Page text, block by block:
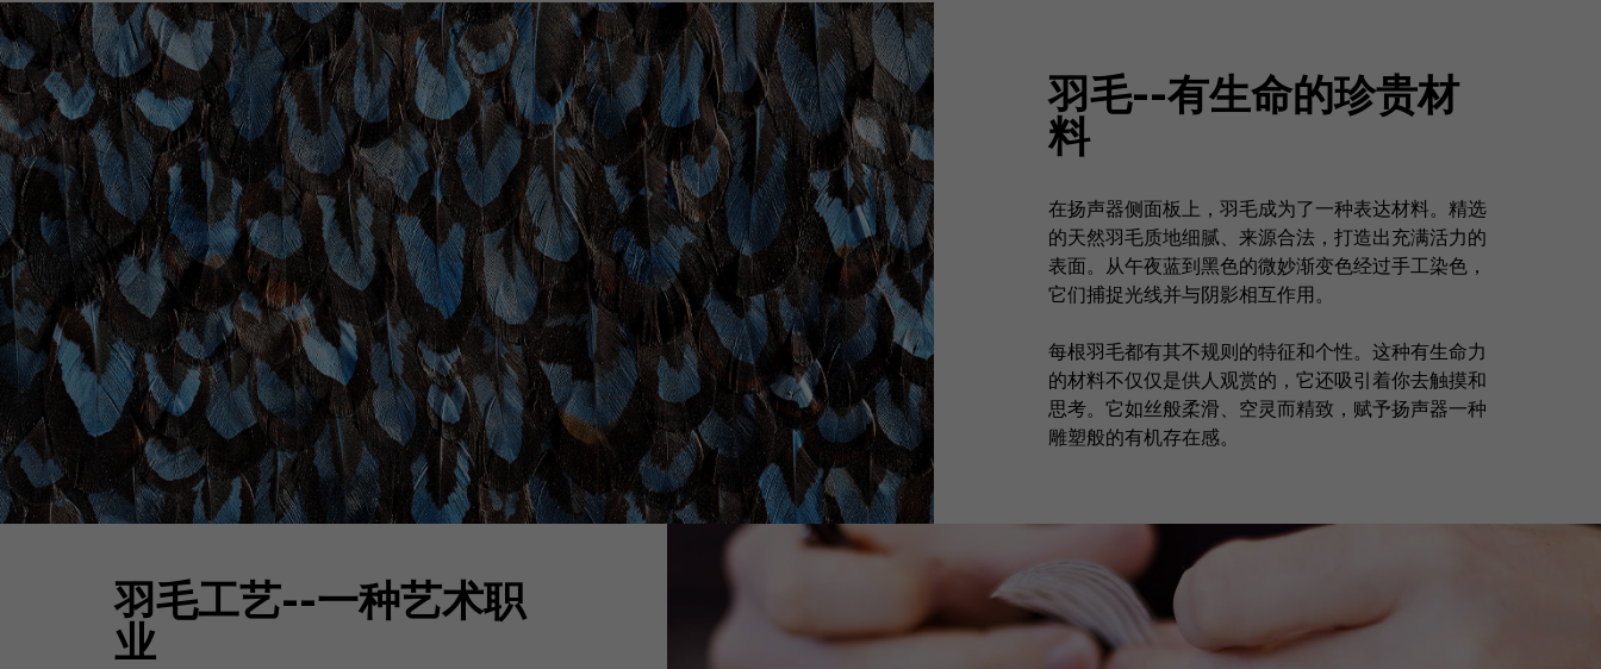
羽毛--有生命的珍贵材
料
在扬声器侧面板上，羽毛成为了一种表达材料。精选
的天然羽毛质地细腻、来源合法，打造出充满活力的
表面。从午夜蓝到黑色的微妙渐变色经过手工染色，
它们捕捉光线并与阴影相互作用。
每根羽毛都有其不规则的特征和个性。这种有生命力
的材料不仅仅是供人观赏的，它还吸引着你去触摸和
思考。它如丝般柔滑、空灵而精致，赋予扬声器一种
雕塑般的有机存在感。
羽毛工艺--一种艺术职
业